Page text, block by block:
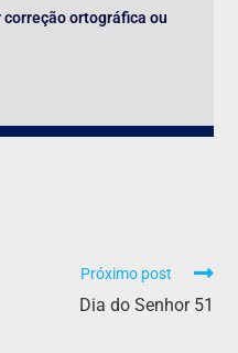
correção ortográfica ou
Próximo post
Dia do Senhor 51